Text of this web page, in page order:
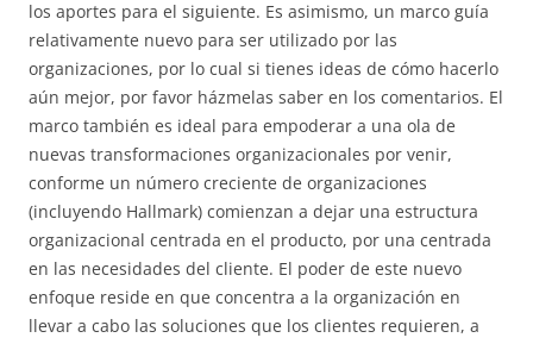
los aportes para el siguiente. Es asimismo, un marco guía
relativamente nuevo para ser utilizado por las
organizaciones, por lo cual si tienes ideas de cómo hacerlo
aún mejor, por favor házmelas saber en los comentarios. El
marco también es ideal para empoderar a una ola de
nuevas transformaciones organizacionales por venir,
conforme un número creciente de organizaciones
(incluyendo Hallmark) comienzan a dejar una estructura
organizacional centrada en el producto, por una centrada
en las necesidades del cliente. El poder de este nuevo
enfoque reside en que concentra a la organización en
llevar a cabo las soluciones que los clientes requieren, a